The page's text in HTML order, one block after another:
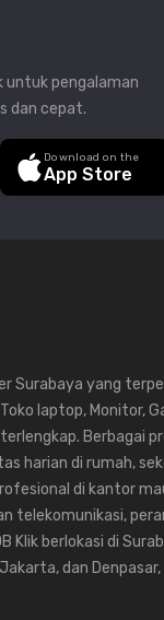
untuk pengalaman
dan cepat.
Download on the
App Store
Surabaya yang
laptop, Monitor,
Berbagai
harian di rumah,
di kantor
telekomunikasi,
Klik berlokasi di
dan Denpasar,